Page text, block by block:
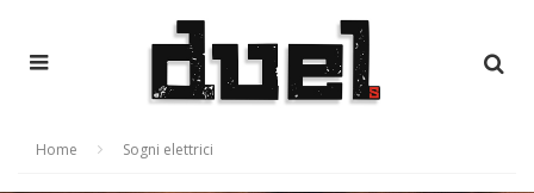
Home Sogni elettrici